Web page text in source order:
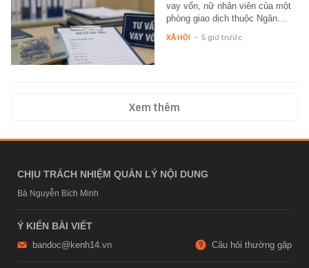
vay vốn, nữ nhân viên của một
phòng giao dịch thuộc Ngân…
XÃ HỘI - 5 giờ trước
Xem thêm
CHỊU TRÁCH NHIỆM QUẢN LÝ NỘI DUNG
Bà Nguyễn Bích Minh
Ý KIẾN BÀI VIẾT
bandoc@kenh14.vn Câu hỏi thường gặp